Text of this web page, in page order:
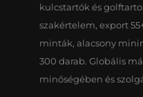
kulcstartók és
szakértelem, export
minták, alacsony
300 darab. Globális
minőségében és